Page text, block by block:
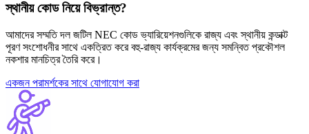
স্থানীয় কোড নিয়ে বিভ্রান্ত?
আমাদের সম্মতি দল জটিল NEC কোড ভ্যারিয়েশনগুলিকে রাজ্য এবং স্থানীয় কন্ডাক্ট
পূরণ সংশোধনীর সাথে একত্রিত করে বহু-রাজ্য কার্যক্রমের জন্য সমন্বিত প্রকৌশল
নকশার মানচিত্র তৈরি করে।
একজন পরামর্শকের সাথে যোগাযোগ করা